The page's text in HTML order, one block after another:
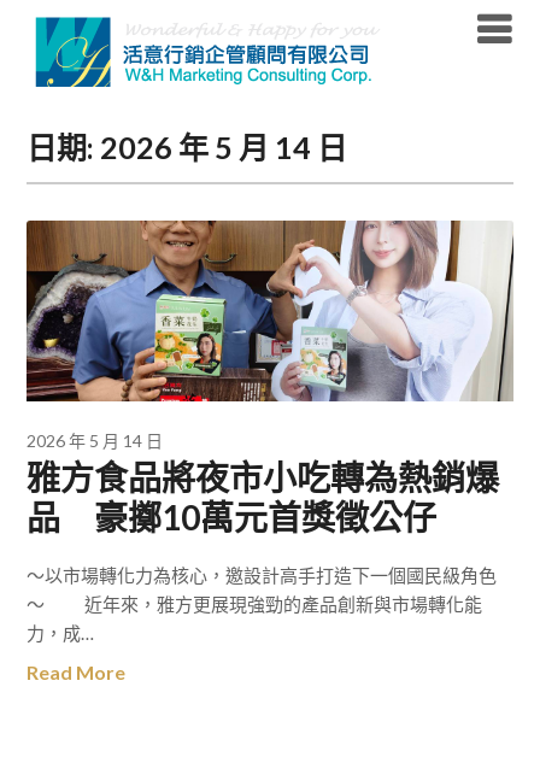
content
日期: 2026 年 5 月 14 日
2026 年 5 月 14 日
雅方食品將夜市小吃轉為熱銷爆
品 豪擲10萬元首獎徵公仔
～以市場轉化力為核心，邀設計高手打造下一個國民級角色
～ 近年來，雅方更展現強勁的產品創新與市場轉化能
力，成…
Read More